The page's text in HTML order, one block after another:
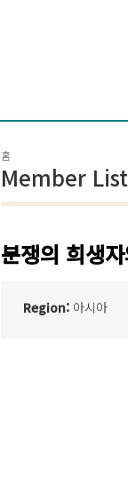
홈
Member List
분쟁의 희생
Region: 아시아